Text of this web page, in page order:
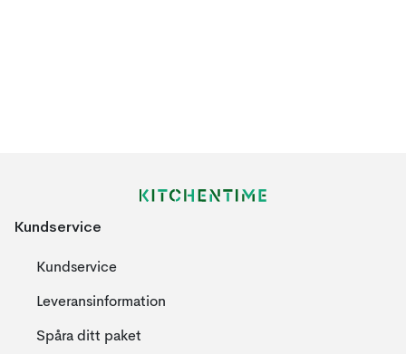
Kundservice
Kundservice
Leveransinformation
Spåra ditt paket